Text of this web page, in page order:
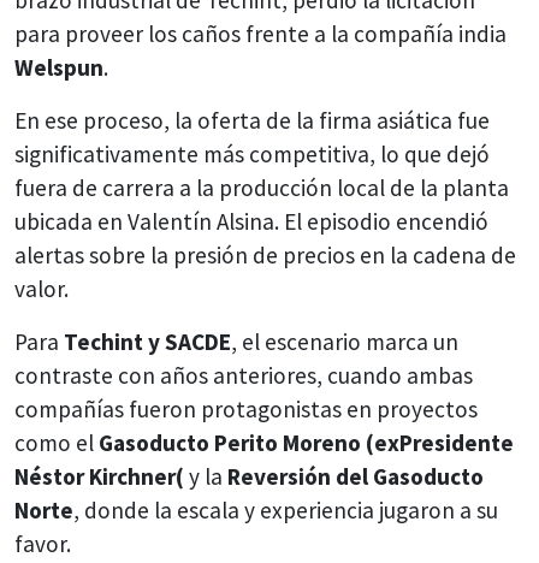
para proveer los caños frente a la compañía india
Welspun.
En ese proceso, la oferta de la firma asiática fue
significativamente más competitiva, lo que dejó
fuera de carrera a la producción local de la planta
ubicada en Valentín Alsina. El episodio encendió
alertas sobre la presión de precios en la cadena de
valor.
Para Techint y SACDE, el escenario marca un
contraste con años anteriores, cuando ambas
compañías fueron protagonistas en proyectos
como el Gasoducto Perito Moreno (exPresidente
Néstor Kirchner( y la Reversión del Gasoducto
Norte, donde la escala y experiencia jugaron a su
favor.